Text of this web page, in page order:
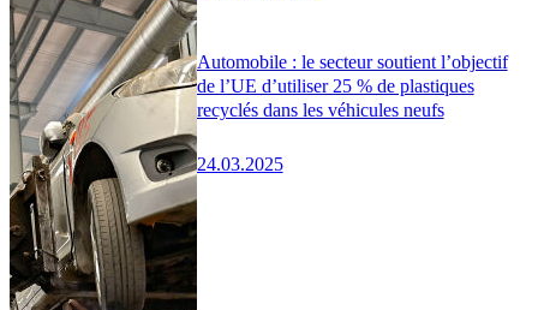
Automobile : le secteur soutient l’objectif
de l’UE d’utiliser 25 % de plastiques
recyclés dans les véhicules neufs
24.03.2025